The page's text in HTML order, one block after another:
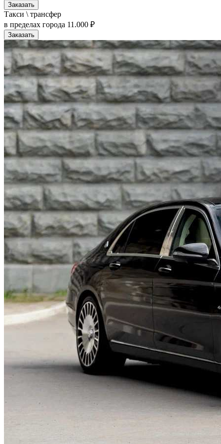
Заказать
Такси \ трансфер
в пределах города 11.000 ₽
Заказать